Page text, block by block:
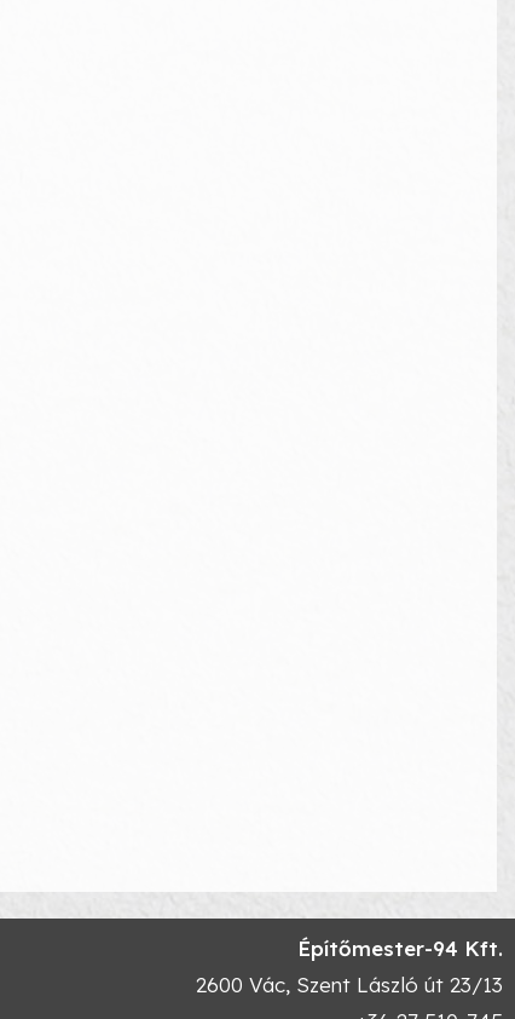
Építőmester-94 Kft.
2600 Vác, Szent László út 23/13